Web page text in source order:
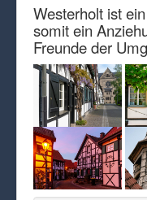
Westerholt ist
somit ein
Freunde der